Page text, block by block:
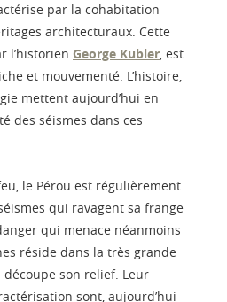
par la cohabitation
architecturaux. Cette
l’historien George Kubler, est
et mouvementé. L’histoire,
mettent aujourd’hui en
des séismes dans ces
le Pérou est régulièrement
qui ravagent sa frange
qui menace néanmoins
réside dans la très grande
son relief. Leur
sont, aujourd’hui